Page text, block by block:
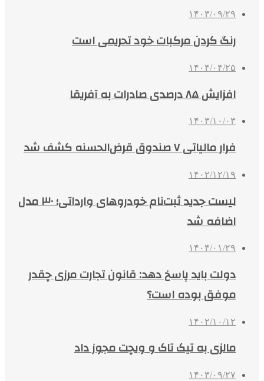
۱۴۰۳/۰۹/۲۹
رنگ کردن مرکبات خود تحریمی است
۱۴۰۴/۰۴/۲۵
افزایش ۸۵ درصدی صادرات به آفریقا
۱۴۰۳/۱۰/۰۳
فرار مالیاتی ۷ صندوق قرض‌الحسنه کشف شد
۱۴۰۲/۱۲/۱۹
لیست جدید ثبت‌نام خودروهای وارداتی؛ ۳۰ مدل
اضافه شد
۱۴۰۴/۰۱/۲۹
دولت باید پاسخ دهد: قانون تجارت مرزی چقدر
موفق بوده است؟
۱۴۰۲/۱۰/۱۲
مالزی به تیک تاک و ویچت مجوز داد
۱۴۰۳/۰۹/۲۷